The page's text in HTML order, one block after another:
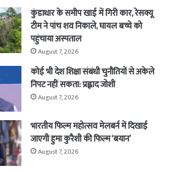
कुंडाधार के समीप खाई में गिरी कार, रेसक्यू
टीम ने पांच शव निकाले, घायल बच्चे को
पहुंचाया अस्पताल
August 7, 2026
कोई भी देश शिक्षा संबंधी चुनौतियों से अकेले
निपट नहीं सकता: प्रह्लाद जोशी
August 7, 2026
भारतीय फिल्म महोत्सव मेलबर्न में दिखाई
जाएगी हुमा कुरैशी की फिल्म ‘बयान’
August 7, 2026